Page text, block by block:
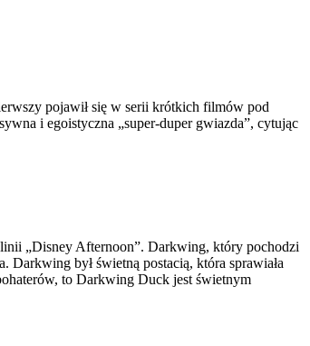
pojawił się w serii krótkich filmów pod
i egoistyczna „super-duper gwiazda”, cytując
„Disney Afternoon”. Darkwing, który pochodzi
Darkwing był świetną postacią, która sprawiała
to Darkwing Duck jest świetnym